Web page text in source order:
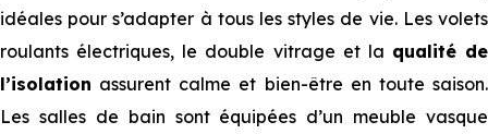
idéales pour s’adapter à tous les styles de vie. Les volets
roulants électriques, le double vitrage et la qualité de
l’isolation assurent calme et bien-être en toute saison.
Les salles de bain sont équipées d’un meuble vasque